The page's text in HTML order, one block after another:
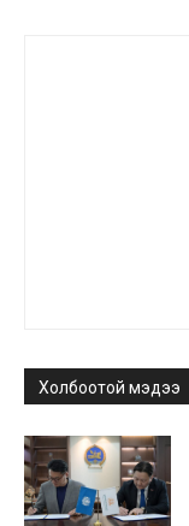
Холбоотой мэдээ